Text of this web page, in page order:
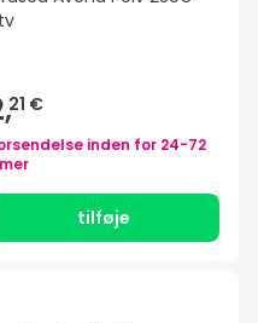
21 €
inden for 24-72
tilføje